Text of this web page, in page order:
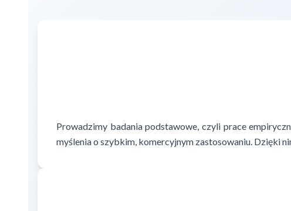
Prowadzimy badania podstawowe, czyli prace
myślenia o szybkim, komercyjnym zastosowaniu. Dzięki